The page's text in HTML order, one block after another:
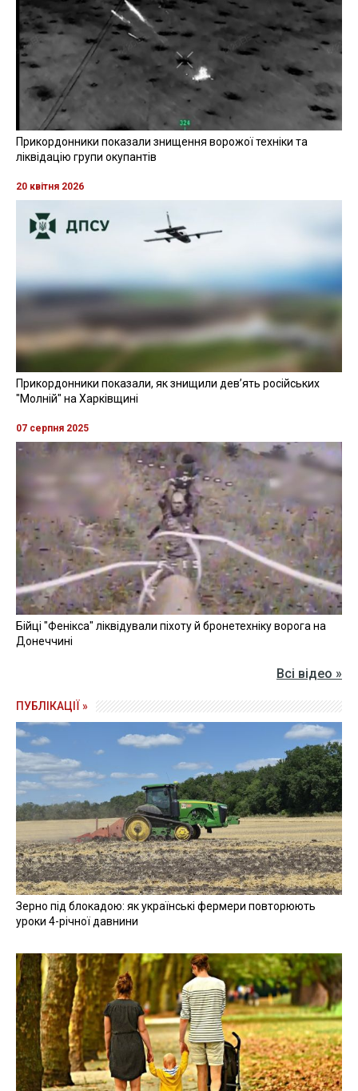
Прикордонники показали знищення ворожої техніки та
ліквідацію групи окупантів
20 квітня 2026
Прикордонники показали, як знищили девʼять російських
"Молній" на Харківщині
07 серпня 2025
Бійці "Фенікса" ліквідували піхоту й бронетехніку ворога на
Донеччині
Всі відео »
ПУБЛІКАЦІЇ »
Зерно під блокадою: як українські фермери повторюють
уроки 4-річної давнини